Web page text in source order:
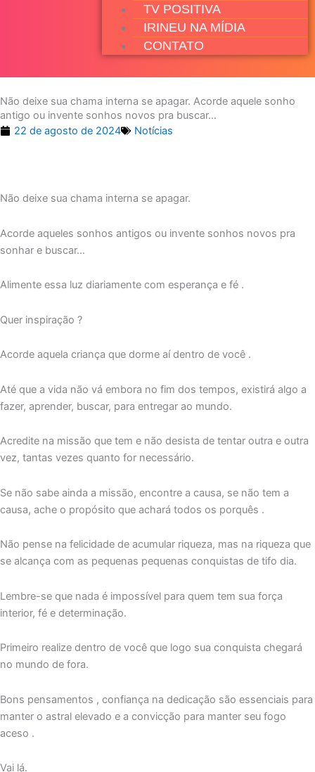
TV POSITIVA
IRINEU NA MÍDIA
CONTATO
Não deixe sua chama interna se apagar. Acorde aquele sonho
antigo ou invente sonhos novos pra buscar…
22 de agosto de 2024
Notícias
Não deixe sua chama interna se apagar.
Acorde aqueles sonhos antigos ou invente sonhos novos pra
sonhar e buscar…
Alimente essa luz diariamente com esperança e fé .
Quer inspiração ?
Acorde aquela criança que dorme aí dentro de você .
Até que a vida não vá embora no fim dos tempos, existirá algo a
fazer, aprender, buscar, para entregar ao mundo.
Acredite na missão que tem e não desista de tentar outra e outra
vez, tantas vezes quanto for necessário.
Se não sabe ainda a missão, encontre a causa, se não tem a
causa, ache o propósito que achará todos os porquês .
Não pense na felicidade de acumular riqueza, mas na riqueza que
se alcança com as pequenas pequenas conquistas de tifo dia.
Lembre-se que nada é impossível para quem tem sua força
interior, fé e determinação.
Primeiro realize dentro de você que logo sua conquista chegará
no mundo de fora.
Bons pensamentos , confiança na dedicação são essenciais para
manter o astral elevado e a convicção para manter seu fogo
aceso .
Vai lá.